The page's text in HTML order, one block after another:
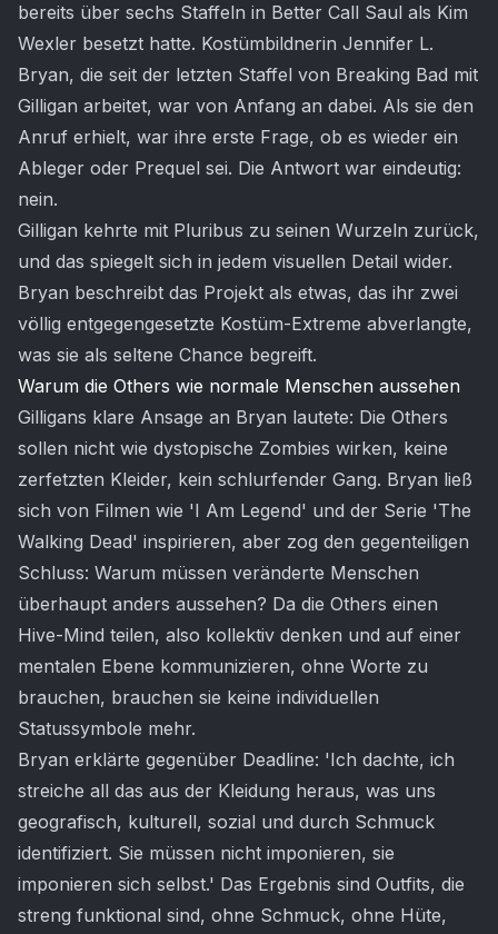
bereits über sechs Staffeln in Better Call Saul als Kim
Wexler besetzt hatte. Kostümbildnerin Jennifer L.
Bryan, die seit der letzten Staffel von Breaking Bad mit
Gilligan arbeitet, war von Anfang an dabei. Als sie den
Anruf erhielt, war ihre erste Frage, ob es wieder ein
Ableger oder Prequel sei. Die Antwort war eindeutig:
nein.
Gilligan kehrte mit Pluribus zu seinen Wurzeln zurück,
und das spiegelt sich in jedem visuellen Detail wider.
Bryan beschreibt das Projekt als etwas, das ihr zwei
völlig entgegengesetzte Kostüm-Extreme abverlangte,
was sie als seltene Chance begreift.
Warum die Others wie normale Menschen aussehen
Gilligans klare Ansage an Bryan lautete: Die Others
sollen nicht wie dystopische Zombies wirken, keine
zerfetzten Kleider, kein schlurfender Gang. Bryan ließ
sich von Filmen wie 'I Am Legend' und der Serie 'The
Walking Dead' inspirieren, aber zog den gegenteiligen
Schluss: Warum müssen veränderte Menschen
überhaupt anders aussehen? Da die Others einen
Hive-Mind teilen, also kollektiv denken und auf einer
mentalen Ebene kommunizieren, ohne Worte zu
brauchen, brauchen sie keine individuellen
Statussymbole mehr.
Bryan erklärte gegenüber Deadline: 'Ich dachte, ich
streiche all das aus der Kleidung heraus, was uns
geografisch, kulturell, sozial und durch Schmuck
identifiziert. Sie müssen nicht imponieren, sie
imponieren sich selbst.' Das Ergebnis sind Outfits, die
streng funktional sind, ohne Schmuck, ohne Hüte,